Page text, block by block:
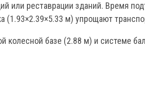
или реставрации зданий. Время
(1.93×2.39×5.33 м) упрощают
колесной базе (2.88 м) и системе